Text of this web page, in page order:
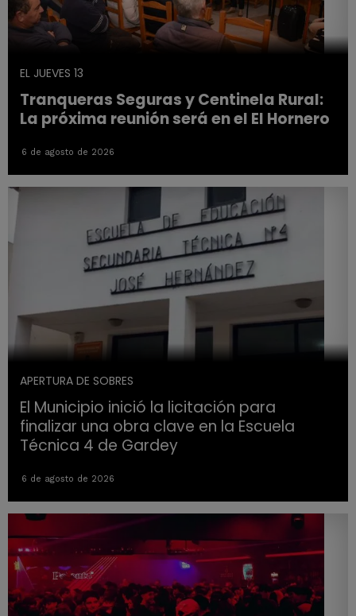
EL JUEVES 13
Tranqueras Seguras y Centinela Rural:
La próxima reunión será en el El Hornero
6 de agosto de 2026
APERTURA DE SOBRES
El Municipio inició la licitación para
finalizar una obra clave en la Escuela
Técnica 4 de Gardey
6 de agosto de 2026